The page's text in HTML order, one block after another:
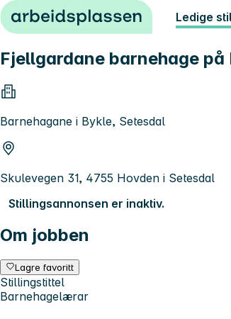
Hopp til innhold Ledige
Fjellgardane barnehage
Barnehagane i Bykle, Setesdal
Skulevegen 31, 4755 Hovden i Setesdal
Stillingsannonsen er inaktiv.
Om jobben
Lagre favoritt
Stillingstittel
Barnehagelærar